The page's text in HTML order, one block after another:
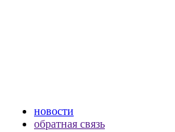
новости
обратная связь